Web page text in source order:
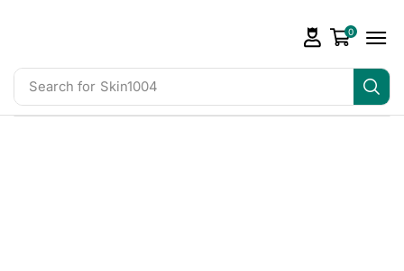
Search for Skin1004
0